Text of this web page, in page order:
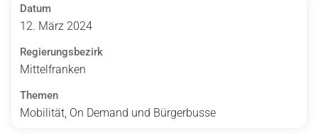
Datum
12. März 2024
Regierungsbezirk
Mittelfranken
Themen
Mobilität, On Demand und Bürgerbusse